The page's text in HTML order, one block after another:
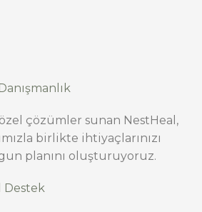
çözümler sunan NestHeal,
birlikte ihtiyaçlarınızı
planını oluşturuyoruz.
Destek